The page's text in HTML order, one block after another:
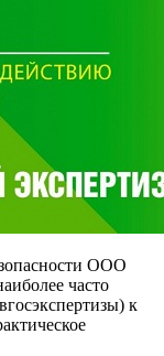
ООО
часто
к